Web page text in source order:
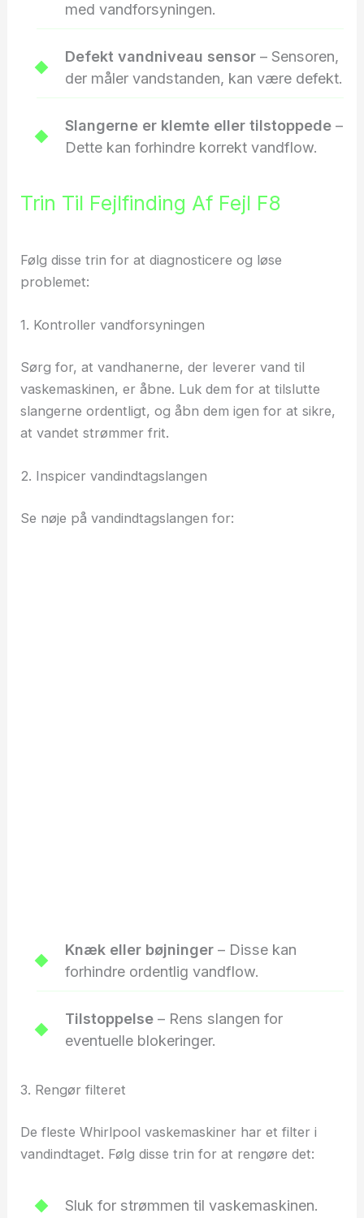
med vandforsyningen.
Defekt vandniveau sensor – Sensoren,
der måler vandstanden, kan være defekt.
Slangerne er klemte eller tilstoppede –
Dette kan forhindre korrekt vandflow.
Trin Til Fejlfinding Af Fejl F8
Følg disse trin for at diagnosticere og løse
problemet:
1. Kontroller vandforsyningen
Sørg for, at vandhanerne, der leverer vand til
vaskemaskinen, er åbne. Luk dem for at tilslutte
slangerne ordentligt, og åbn dem igen for at sikre,
at vandet strømmer frit.
2. Inspicer vandindtagslangen
Se nøje på vandindtagslangen for:
Knæk eller bøjninger – Disse kan
forhindre ordentlig vandflow.
Tilstoppelse – Rens slangen for
eventuelle blokeringer.
3. Rengør filteret
De fleste Whirlpool vaskemaskiner har et filter i
vandindtaget. Følg disse trin for at rengøre det:
Sluk for strømmen til vaskemaskinen.